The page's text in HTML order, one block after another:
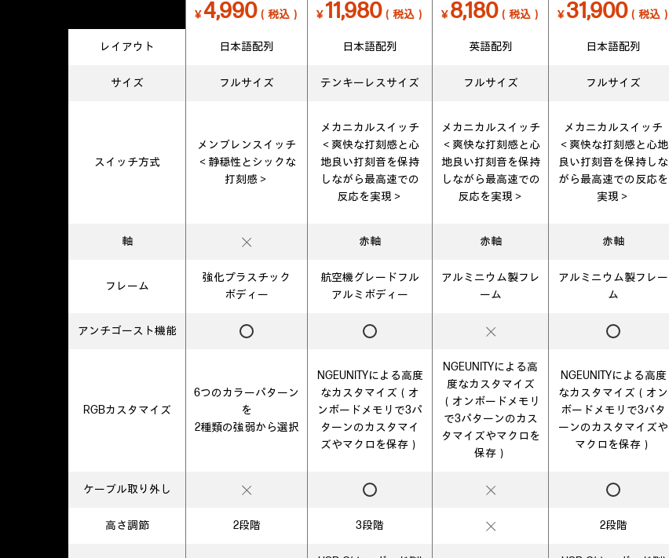
レイアウト
サイズ
スイッチ方式
軸
フレーム
アンチゴースト機能
RGBカスタマイズ
ケーブル取り外し
高さ調節
￥4,990（税込）
日本語配列
フルサイズ
メンブレンスイッチ
＜静穏性とシックな
打刻感＞
強化プラスチック
ボディー
6つのカラーパターン
を
2種類の強弱から選択
2段階
￥11,980（税込）
日本語配列
テンキーレスサイズ
メカニカルスイッチ
＜爽快な打刻感と心
地良い打刻音を保持
しながら最高速での
反応を実現＞
赤軸
航空機グレードフル
アルミボディー
NGEUNITYによる高度
なカスタマイズ（オ
ンボードメモリで3パ
ターンのカスタマイ
ズやマクロを保存）
3段階
￥8,180（税込）
英語配列
フルサイズ
メカニカルスイッチ
＜爽快な打刻感と心
地良い打刻音を保持
しながら最高速での
反応を実現＞
赤軸
アルミニウム製フレ
ーム
NGEUNITYによる高
度なカスタマイズ
（オンボードメモリ
で3パターンのカス
タマイズやマクロを
保存）
￥31,900（税込）
日本語配列
フルサイズ
メカニカルスイッチ
＜爽快な打刻感と心地
良い打刻音を保持しな
がら最高速での反応を
実現＞
赤軸
アルミニウム製フレー
ム
NGEUNITYによる高度
なカスタマイズ（オン
ボードメモリで3パタ
ーンのカスタマイズや
マクロを保存）
2段階